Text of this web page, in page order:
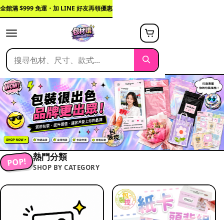
全館滿 $999 免運・加 LINE 好友再領優惠
POP! 熱門分類
SHOP BY CATEGORY